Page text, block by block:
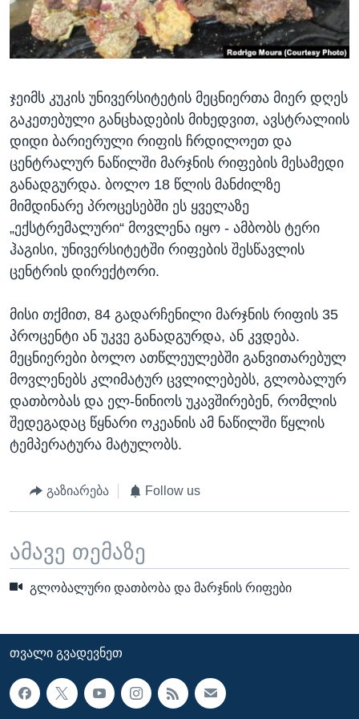
ᲡᲢᲣᲓᲘᲐ ᲕᲐᲨᲘᲜᲒᲢᲝᲜᲘ
ᲔᲙᲝᲜᲝᲛᲘᲙᲐ
ᲯᲐᲜᲛᲠᲗᲔᲚᲝᲑᲐ
ᲘᲜᲢᲔᲠᲕᲘᲣ
ᲙᲣᲚᲢᲣᲠᲐ
ᲒᲐᲚᲘᲚᲔᲝ
ᲓᲔᲖᲘᲜᲤᲝᲠᲛᲐᲪᲘᲐ
Learning English
ენები
ჯეიმს კუკის უნივერსიტეტის მეცნიერთა მიერ დღეს
გაკეთებული განცხადების მიხედვით, ავსტრალიის
დიდი ბარიერული რიფის ჩრდილოეთ და
ცენტრალურ ნაწილში მარჯნის რიფების მესამედი
განადგურდა. ბოლო 18 წლის მანძილზე
მიმდინარე პროცესებში ეს ყველაზე
„ექსტრემალური“ მოვლენა იყო - ამბობს ტერი
ჰაგისი, უნივერსიტეტში რიფების შესწავლის
ცენტრის დირექტორი.
მისი თქმით, 84 გადარჩენილი მარჯნის რიფის 35
პროცენტი ან უკვე განადგურდა, ან კვდება.
მეცნიერები ბოლო ათწლეულებში განვითარებულ
მოვლენებს კლიმატურ ცვლილებებს, გლობალურ
დათბობას და ელ-ნინიოს უკავშირებენ, რომლის
შედეგადაც წყნარი ოკეანის ამ ნაწილში წყლის
ტემპერატურა მატულობს.
გაზიარება Follow us
ამავე თემაზე
გლობალური დათბობა და მარჯნის რიფები
ᲗᲕᲐᲚᲘ ᲒᲕᲐᲓᲔᲕᲜᲔᲗ